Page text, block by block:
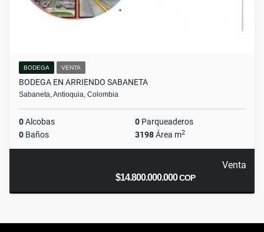
BODEGA VENTA
BODEGA EN ARRIENDO SABANETA
Sabaneta, Antioquia, Colombia
0Alcobas 0 Parqueaderos
0 Baños 3198Área m2
Venta
$14.800.000.000COP